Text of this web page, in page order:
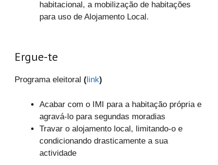
habitacional, a mobilização de habitações
para uso de Alojamento Local.
Ergue-te
Programa eleitoral ( link)
Acabar com o IMI para a habitação própria e
agravá-lo para segundas moradias
Travar o alojamento local, limitando-o e
condicionando drasticamente a sua
actividade